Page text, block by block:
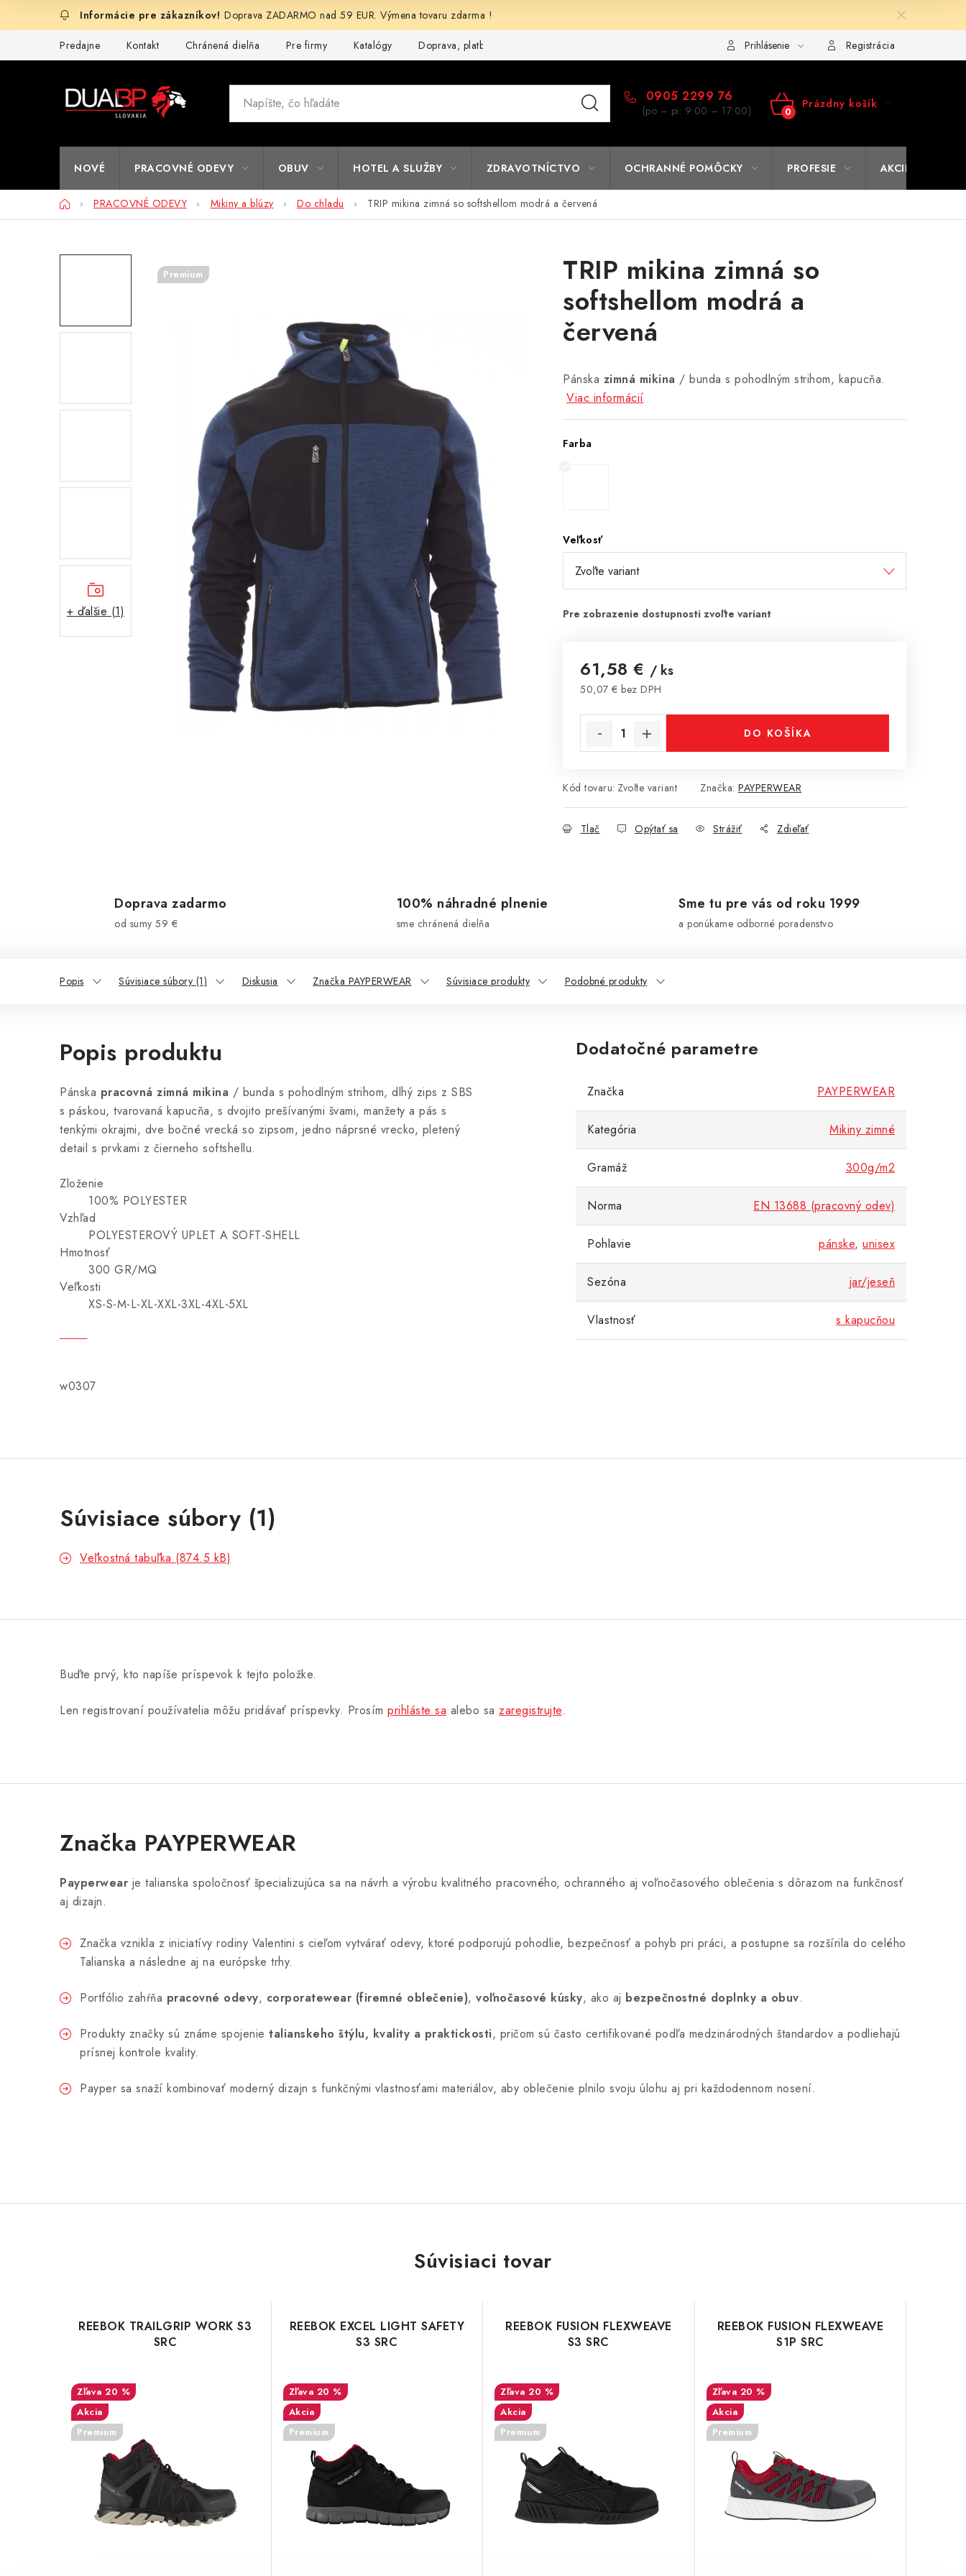
Doprava ZADARMO nad 59 EUR. Výmena tovaru zdarma !
Predajne Kontakt Chránená dielňa Pre firmy Katalógy Doprava, platba a zľavy Formulár na výmenu tovaru Kto sme Reklamačný poriadok
Prihlásenie Registrácia
0905 2299 76
(po – pi: 9:00 – 17:00)
NÁKUPNÝ
Prázdny košík
NOVÉ PRACOVNÉ ODEVY OBUV HOTEL A SLUŽBY ZDRAVOTNÍCTVO OCHRANNÉ POMÔCKY PROFESIE AKCIE
DomovPRACOVNÉ ODEVY Mikiny a blúzy Do chladu TRIP mikina zimná so softshellom modrá a červená
+ ďalšie (1)
TRIP mikina zimná so
softshellom modrá a
červená
Pánska zimná mikina / bunda s pohodlným strihom, kapucňa.
Viac informácií
Farba
Veľkosť
61,58 € / ks
50,07 € bez DPH
DO KOŠÍKA
Kód tovaru: Zvoľte variant Značka: PAYPERWEAR
Tlač Opýtať sa Strážiť Zdieľať
Premium
Doprava zadarmo
od sumy 59 €
100% náhradné plnenie
sme chránená dielňa
Sme tu pre vás od roku 1999
a ponúkame odborné poradenstvo
Popis Súvisiace súbory (1) Diskusia Značka PAYPERWEAR Súvisiace produkty Podobné produkty
Popis produktu
Pánska pracovná zimná mikina / bunda s pohodlným strihom, dlhý zips z SBS
s páskou, tvarovaná kapucňa, s dvojito prešívanými švami, manžety a pás s
tenkými okrajmi, dve bočné vrecká so zipsom, jedno náprsné vrecko, pletený
detail s prvkami z čierneho softshellu.
Zloženie
100% POLYESTER
Vzhľad
POLYESTEROVÝ UPLET A SOFT-SHELL
Hmotnosť
300 GR/MQ
Veľkosti
XS-S-M-L-XL-XXL-3XL-4XL-5XL
w0307
Dodatočné parametre
Značka PAYPERWEAR
Kategória Mikiny zimné
Gramáž 300g/m2
Norma EN 13688 (pracovný odev)
Pohlavie pánske, unisex
Sezóna jar/jeseň
Vlastnosť s kapucňou
Súvisiace súbory (1)
Veľkostná tabuľka (874.5 kB)
Buďte prvý, kto napíše príspevok k tejto položke.
Len registrovaní používatelia môžu pridávať príspevky. Prosím prihláste sa alebo sa zaregistrujte.
Značka PAYPERWEAR
Payperwear je talianska spoločnosť špecializujúca sa na návrh a výrobu kvalitného pracovného, ochranného aj voľnočasového oblečenia s dôrazom na funkčnosť
aj dizajn.
Značka vznikla z iniciatívy rodiny Valentini s cieľom vytvárať odevy, ktoré podporujú pohodlie, bezpečnosť a pohyb pri práci, a postupne sa rozšírila do celého
Talianska a následne aj na európske trhy.
Portfólio zahŕňa pracovné odevy, corporatewear (firemné oblečenie), voľnočasové kúsky, ako aj bezpečnostné doplnky a obuv.
Produkty značky sú známe spojenie talianskeho štýlu, kvality a praktickosti, pričom sú často certifikované podľa medzinárodných štandardov a podliehajú
prísnej kontrole kvality.
Payper sa snaží kombinovať moderný dizajn s funkčnými vlastnosťami materiálov, aby oblečenie plnilo svoju úlohu aj pri každodennom nosení.
Súvisiaci tovar
REEBOK TRAILGRIP WORK S3
SRC
20 %
Akcia
Premium
REEBOK EXCEL LIGHT SAFETY
S3 SRC
20 %
Akcia
Premium
REEBOK FUSION FLEXWEAVE
S3 SRC
20 %
Akcia
Premium
REEBOK FUSION FLEXWEAVE
S1P SRC
20 %
Akcia
Premium